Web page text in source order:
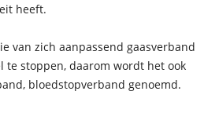
heeft.
van zich aanpassend gaasverband
te stoppen, daarom wordt het ook
bloedstopverband genoemd.